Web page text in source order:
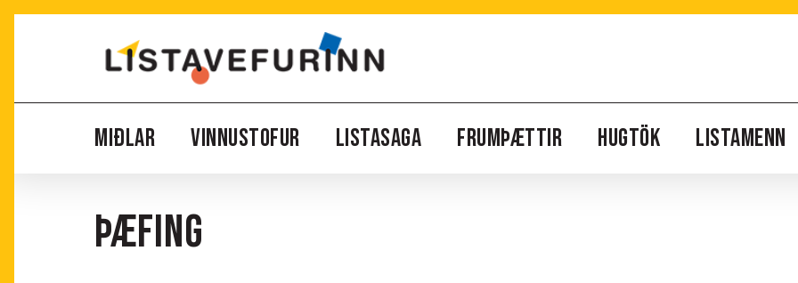
Skip
MIÐLAR VINNUSTOFUR LISTASAGA FRUMÞÆTTIR HUGTÖK LISTAMENN
ÞÆFING